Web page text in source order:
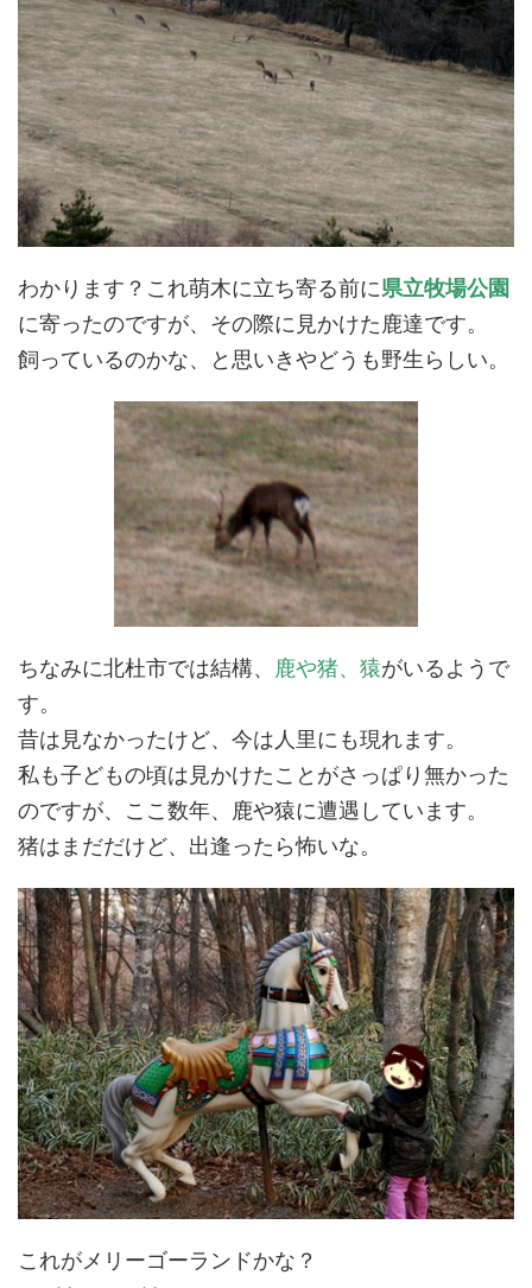
わかります？これ萌木に立ち寄る前に県立牧場公園
に寄ったのですが、その際に見かけた鹿達です。
飼っているのかな、と思いきやどうも野生らしい。
ちなみに北杜市では結構、 鹿や猪、猿がいるようで
す。
昔は見なかったけど、今は人里にも現れます。
私も子どもの頃は見かけたことがさっぱり無かった
のですが、ここ数年、鹿や猿に遭遇しています。
猪はまだだけど、出逢ったら怖いな。
これがメリーゴーランドかな？